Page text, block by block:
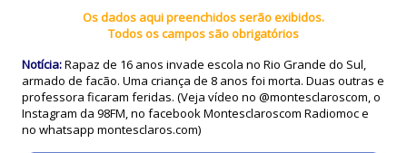
Os dados aqui preenchidos serão exibidos.
Todos os campos são obrigatórios
Notícia:Rapaz de 16 anos invade escola no Rio Grande do Sul,
armado de facão. Uma criança de 8 anos foi morta. Duas outras e
professora ficaram feridas. (Veja vídeo no @montesclaroscom, o
Instagram da 98FM, no facebook Montesclaroscom Radiomoc e
no whatsapp montesclaros.com)